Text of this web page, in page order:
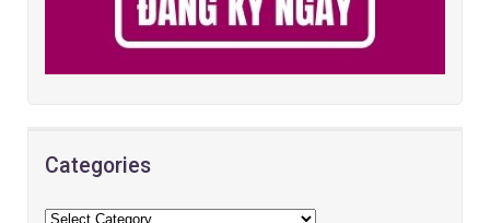
Categories